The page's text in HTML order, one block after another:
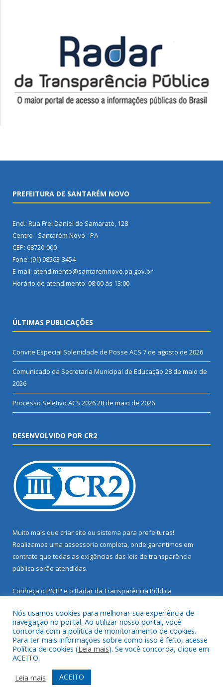
PREFEITURA DE SANTARÉM NOVO
End.: Rua Frei Daniel de Samarate, 128
Centro - Santarém Novo - PA
CEP: 68720-000
Fone: (91) 98563-3454
E-mail: atendimento@santaremnovo.pa.gov.br
Horário de atendimento: 08:00 às 13:00
ÚLTIMAS PUBLICAÇÕES
Convite Especial Solenidade de Posse ACS 7 de agosto de 2026
Comunicado da Secretaria Municipal de Educação 28 de maio de
2026
Processo Seletivo ACS 202628 de maio de 2026
DESENVOLVIDO POR CR2
Muito mais que criar site ou sistema para prefeituras!
Realizamos uma assessoria completa, onde garantimos em
contrato que todas as exigências das leis de transparência
pública serão atendidas.
Conheça o PNTP e o Radar da Transparência Pública
Todos os direitos reservados a Prefeitura Municipal de Santarém
Novo.
Mapa do Site
Acessar Área Administrativa
Nós usamos cookies para melhorar sua experiência de
navegação no portal. Ao utilizar nosso portal, você
concorda com a política de monitoramento de cookies.
Para ter mais informações sobre como isso é feito, acesse
Política de cookies (Leia mais). Se você concorda, clique em
ACEITO.
Leia mais
ACEITO